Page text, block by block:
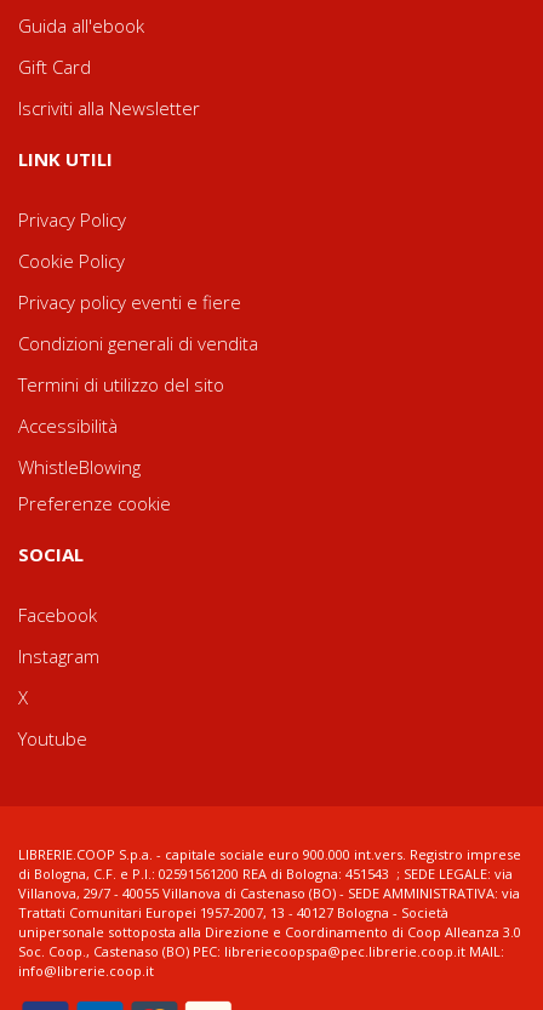
Guida all'ebook
Gift Card
Iscriviti alla Newsletter
LINK UTILI
Privacy Policy
Cookie Policy
Privacy policy eventi e fiere
Condizioni generali di vendita
Termini di utilizzo del sito
Accessibilità
WhistleBlowing
Preferenze cookie
SOCIAL
Facebook
Instagram
X
Youtube
LIBRERIE.COOP S.p.a. - capitale sociale euro 900.000 int.vers. Registro imprese
di Bologna, C.F. e P.I.: 02591561200 REA di Bologna: 451543 ; SEDE LEGALE: via
Villanova, 29/7 - 40055 Villanova di Castenaso (BO) - SEDE AMMINISTRATIVA: via
Trattati Comunitari Europei 1957-2007, 13 - 40127 Bologna - Società
unipersonale sottoposta alla Direzione e Coordinamento di Coop Alleanza 3.0
Soc. Coop., Castenaso (BO) PEC: libreriecoopspa@pec.librerie.coop.it MAIL:
info@librerie.coop.it